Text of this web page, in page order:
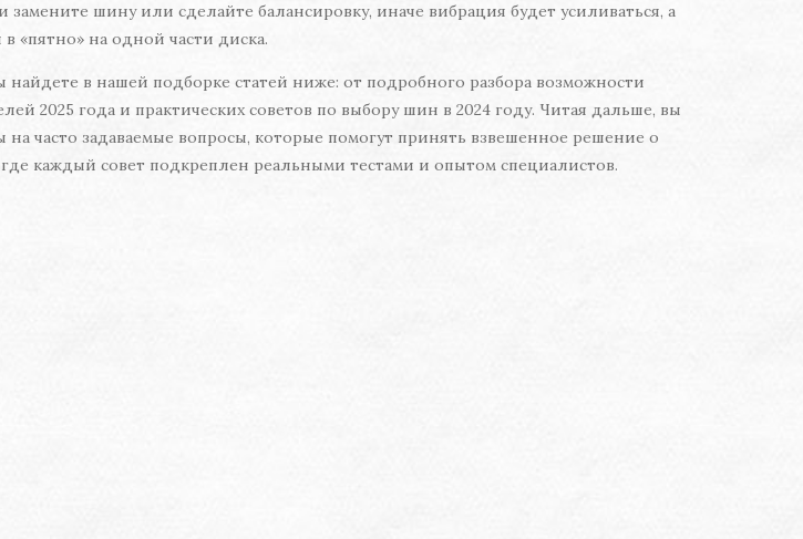
шину или сделайте балансировку, иначе вибрация будет усиливаться, а
в «пятно» на одной части диска.
в нашей подборке статей ниже: от подробного разбора возможности
2025 года и практических советов по выбору шин в 2024 году. Читая дальше, вы
часто задаваемые вопросы, которые помогут принять взвешенное решение о
каждый совет подкреплен реальными тестами и опытом специалистов.